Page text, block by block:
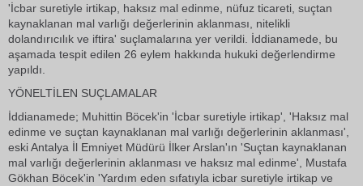
'İcbar suretiyle irtikap, haksız mal edinme, nüfuz ticareti, suçtan
kaynaklanan mal varlığı değerlerinin aklanması, nitelikli
dolandırıcılık ve iftira' suçlamalarına yer verildi. İddianamede, bu
aşamada tespit edilen 26 eylem hakkında hukuki değerlendirme
yapıldı.
YÖNELTİLEN SUÇLAMALAR
İddianamede; Muhittin Böcek'in 'İcbar suretiyle irtikap', 'Haksız mal
edinme ve suçtan kaynaklanan mal varlığı değerlerinin aklanması',
eski Antalya İl Emniyet Müdürü İlker Arslan'ın 'Suçtan kaynaklanan
mal varlığı değerlerinin aklanması ve haksız mal edinme', Mustafa
Gökhan Böcek'in 'Yardım eden sıfatıyla icbar suretiyle irtikap ve